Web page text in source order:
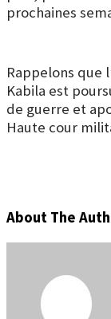
prochaines
Rappelons que
Kabila est
de guerre et
Haute cour
About The